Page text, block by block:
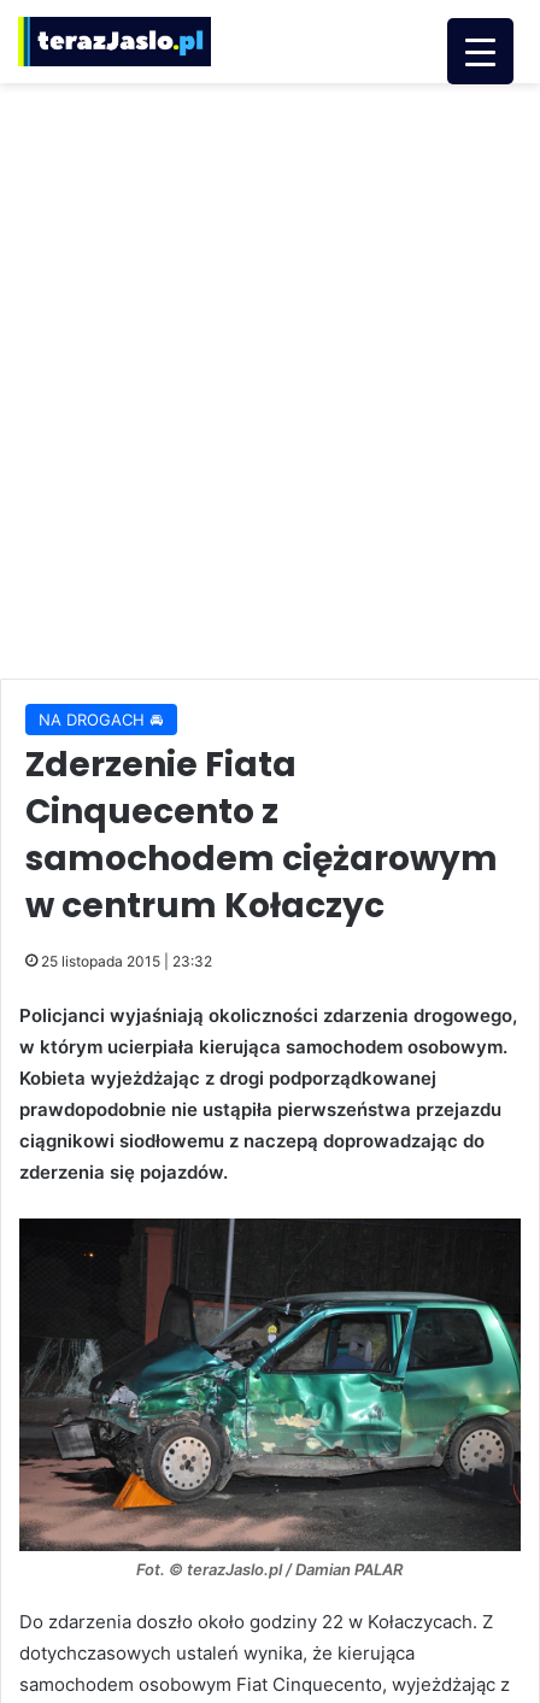
NA DROGACH 🚘
Zderzenie Fiata
Cinquecento z
samochodem ciężarowym
w centrum Kołaczyc
25 listopada 2015 | 23:32
Policjanci wyjaśniają okoliczności zdarzenia drogowego,
w którym ucierpiała kierująca samochodem osobowym.
Kobieta wyjeżdżając z drogi podporządkowanej
prawdopodobnie nie ustąpiła pierwszeństwa przejazdu
ciągnikowi siodłowemu z naczepą doprowadzając do
zderzenia się pojazdów.
Fot. © terazJaslo.pl / Damian PALAR
Do zdarzenia doszło około godziny 22 w Kołaczycach. Z
dotychczasowych ustaleń wynika, że kierująca
samochodem osobowym Fiat Cinquecento, wyjeżdżając z